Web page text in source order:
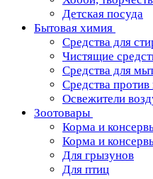
Детская посуда
Бытовая химия
Средства для
Чистящие
Средства для
Средства
Освежители
Зоотовары
Корма и
Корма и
Для грызунов
Для птиц